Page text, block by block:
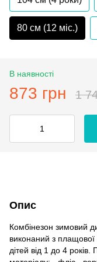
80 см (12 мiс.)
В наявності
873 грн 1
Опис
Комбінезон зимовий
виконаний з
дітей від 1 до 4 років.